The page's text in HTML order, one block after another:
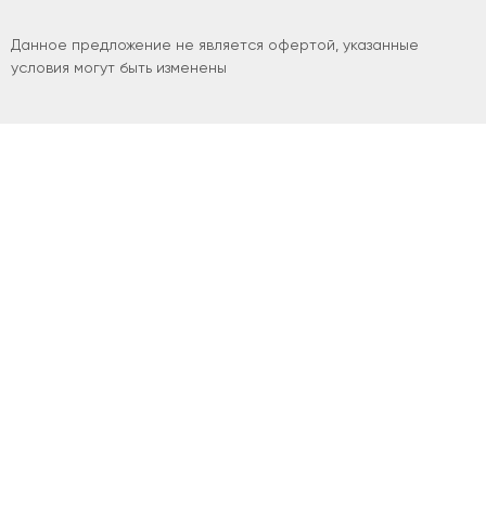
Данное предложение не является офертой, указанные
условия могут быть изменены